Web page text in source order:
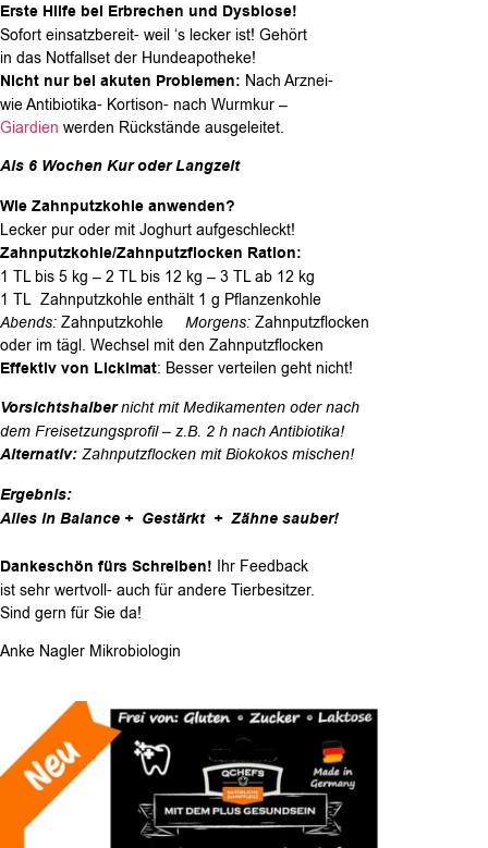
Erste Hilfe bei Erbrechen und Dysbiose!
Sofort einsatzbereit- weil ‘s lecker ist! Gehört
in das Notfallset der Hundeapotheke!
Nicht nur bei akuten Problemen: Nach Arznei-
wie Antibiotika- Kortison- nach Wurmkur –
Giardien werden Rückstände ausgeleitet.
Als 6 Wochen Kur oder Langzeit
Wie Zahnputzkohle anwenden?
Lecker pur oder mit Joghurt aufgeschleckt!
Zahnputzkohle/Zahnputzflocken Ration:
1 TL bis 5 kg – 2 TL bis 12 kg – 3 TL ab 12 kg
1 TL Zahnputzkohle enthält 1 g Pflanzenkohle
Abends: Zahnputzkohle Morgens: Zahnputzflocken
oder im tägl. Wechsel mit den Zahnputzflocken
Effektiv von Lickimat: Besser verteilen geht nicht!
Vorsichtshalbernicht mit Medikamenten oder nach
dem Freisetzungsprofil – z.B. 2 h nach Antibiotika!
Alternativ: Zahnputzflocken mit Biokokos mischen!
Ergebnis:
Alles in Balance + Gestärkt + Zähne sauber!
Dankeschön fürs Schreiben! Ihr Feedback
ist sehr wertvoll- auch für andere Tierbesitzer.
Sind gern für Sie da!
Anke Nagler Mikrobiologin